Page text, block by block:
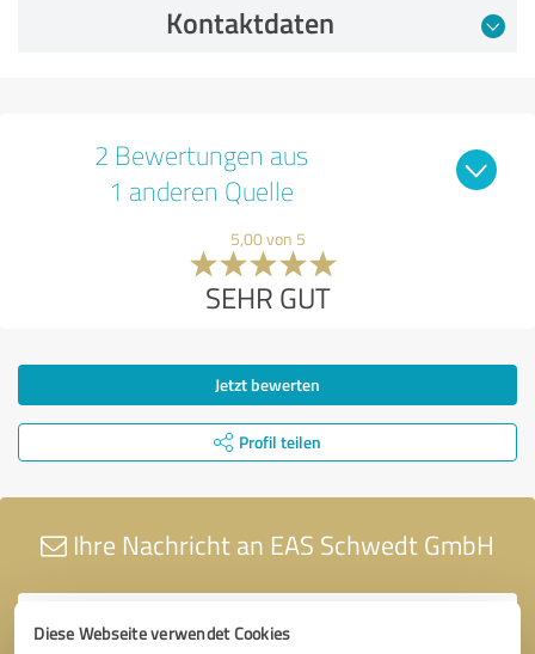
Diese Webseite verwendet Cookies
Kontaktdaten
2 Bewertungen aus
1 anderen Quelle
5,00 von 5
SEHR GUT
Jetzt bewerten
Profil teilen
Ihre Nachricht an EAS Schwedt GmbH